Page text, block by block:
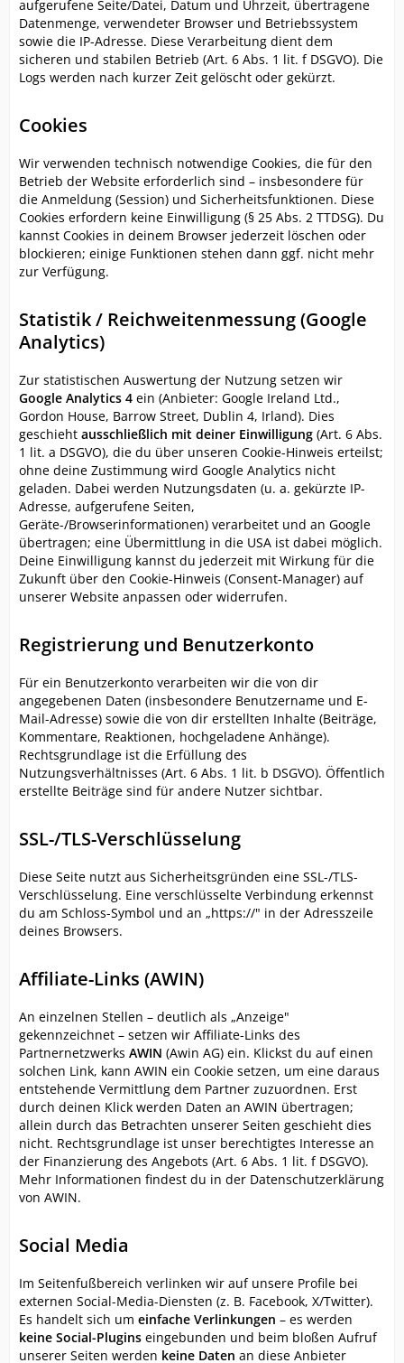
aufgerufene Seite/Datei, Datum und Uhrzeit, übertragene
Datenmenge, verwendeter Browser und Betriebssystem
sowie die IP-Adresse. Diese Verarbeitung dient dem
sicheren und stabilen Betrieb (Art. 6 Abs. 1 lit. f DSGVO). Die
Logs werden nach kurzer Zeit gelöscht oder gekürzt.
Cookies
Wir verwenden technisch notwendige Cookies, die für den
Betrieb der Website erforderlich sind – insbesondere für
die Anmeldung (Session) und Sicherheitsfunktionen. Diese
Cookies erfordern keine Einwilligung (§ 25 Abs. 2 TTDSG). Du
kannst Cookies in deinem Browser jederzeit löschen oder
blockieren; einige Funktionen stehen dann ggf. nicht mehr
zur Verfügung.
Statistik / Reichweitenmessung (Google
Analytics)
Zur statistischen Auswertung der Nutzung setzen wir
Google Analytics 4 ein (Anbieter: Google Ireland Ltd.,
Gordon House, Barrow Street, Dublin 4, Irland). Dies
geschieht ausschließlich mit deiner Einwilligung (Art. 6 Abs.
1 lit. a DSGVO), die du über unseren Cookie-Hinweis erteilst;
ohne deine Zustimmung wird Google Analytics nicht
geladen. Dabei werden Nutzungsdaten (u. a. gekürzte IP-
Adresse, aufgerufene Seiten,
Geräte-/Browserinformationen) verarbeitet und an Google
übertragen; eine Übermittlung in die USA ist dabei möglich.
Deine Einwilligung kannst du jederzeit mit Wirkung für die
Zukunft über den Cookie-Hinweis (Consent-Manager) auf
unserer Website anpassen oder widerrufen.
Registrierung und Benutzerkonto
Für ein Benutzerkonto verarbeiten wir die von dir
angegebenen Daten (insbesondere Benutzername und E-
Mail-Adresse) sowie die von dir erstellten Inhalte (Beiträge,
Kommentare, Reaktionen, hochgeladene Anhänge).
Rechtsgrundlage ist die Erfüllung des
Nutzungsverhältnisses (Art. 6 Abs. 1 lit. b DSGVO). Öffentlich
erstellte Beiträge sind für andere Nutzer sichtbar.
SSL-/TLS-Verschlüsselung
Diese Seite nutzt aus Sicherheitsgründen eine SSL-/TLS-
Verschlüsselung. Eine verschlüsselte Verbindung erkennst
du am Schloss-Symbol und an „https://" in der Adresszeile
deines Browsers.
Affiliate-Links (AWIN)
An einzelnen Stellen – deutlich als „Anzeige"
gekennzeichnet – setzen wir Affiliate-Links des
Partnernetzwerks AWIN (Awin AG) ein. Klickst du auf einen
solchen Link, kann AWIN ein Cookie setzen, um eine daraus
entstehende Vermittlung dem Partner zuzuordnen. Erst
durch deinen Klick werden Daten an AWIN übertragen;
allein durch das Betrachten unserer Seiten geschieht dies
nicht. Rechtsgrundlage ist unser berechtigtes Interesse an
der Finanzierung des Angebots (Art. 6 Abs. 1 lit. f DSGVO).
Mehr Informationen findest du in der Datenschutzerklärung
von AWIN.
Social Media
Im Seitenfußbereich verlinken wir auf unsere Profile bei
externen Social-Media-Diensten (z. B. Facebook, X/Twitter).
Es handelt sich um einfache Verlinkungen – es werden
keine Social-Plugins eingebunden und beim bloßen Aufruf
unserer Seiten werden keine Daten an diese Anbieter